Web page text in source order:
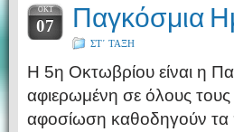
ΟΚΤ
07 Παγκόσμια
ΣΤ΄ ΤΑΞΗ
Η 5η Οκτωβρίου είναι η
αφιερωμένη σε όλους
αφοσίωση καθοδηγούν τα